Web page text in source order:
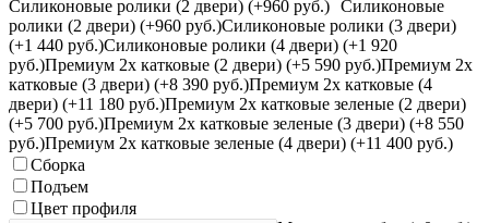
Силиконовые ролики (2 двери) (+960 руб.) Силиконовые
ролики (2 двери) (+960 руб.)Силиконовые ролики (3 двери)
(+1 440 руб.)Силиконовые ролики (4 двери) (+1 920
руб.)Премиум 2х катковые (2 двери) (+5 590 руб.)Премиум 2х
катковые (3 двери) (+8 390 руб.)Премиум 2х катковые (4
двери) (+11 180 руб.)Премиум 2х катковые зеленые (2 двери)
(+5 700 руб.)Премиум 2х катковые зеленые (3 двери) (+8 550
руб.)Премиум 2х катковые зеленые (4 двери) (+11 400 руб.)
Сборка
Подъем
Цвет профиля